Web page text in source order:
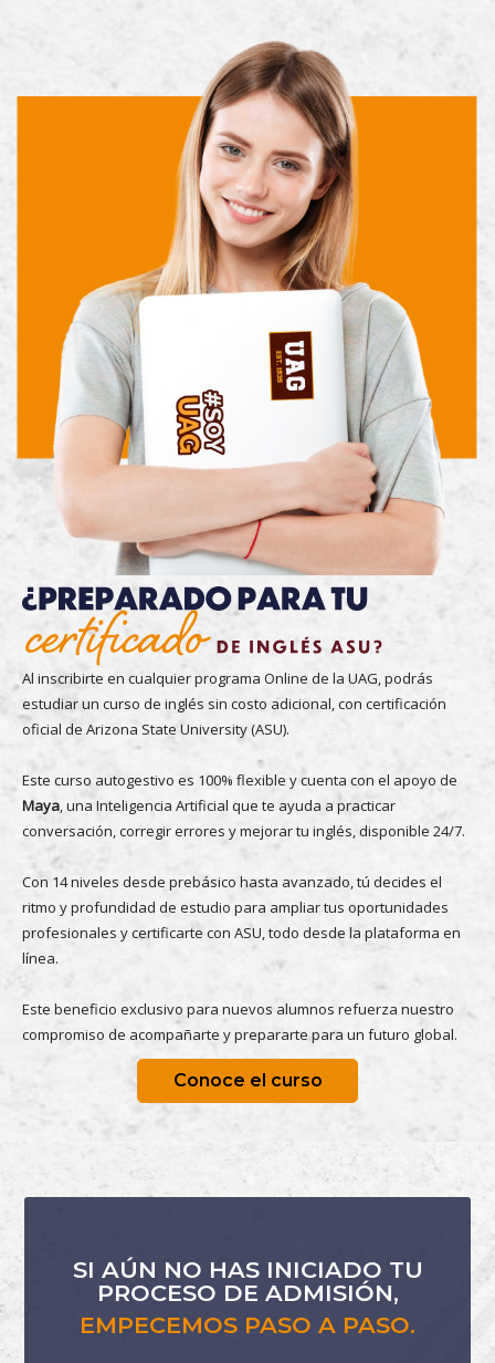
Al inscribirte en cualquier programa Online de la UAG, podrás
estudiar un curso de inglés sin costo adicional, con certificación
oficial de Arizona State University (ASU).
Este curso autogestivo es 100% flexible y cuenta con el apoyo de
Maya, una Inteligencia Artificial que te ayuda a practicar
conversación, corregir errores y mejorar tu inglés, disponible 24/7.
Con 14 niveles desde prebásico hasta avanzado, tú decides el
ritmo y profundidad de estudio para ampliar tus oportunidades
profesionales y certificarte con ASU, todo desde la plataforma en
línea.
Este beneficio exclusivo para nuevos alumnos refuerza nuestro
compromiso de acompañarte y prepararte para un futuro global.
Conoce el curso
SI AÚN NO HAS INICIADO TU
PROCESO DE ADMISIÓN,
EMPECEMOS PASO A PASO.